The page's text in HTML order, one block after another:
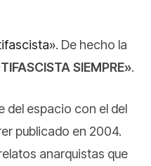
. De hecho la
SIEMPRE».
del espacio con el del
publicado en 2004.
anarquistas que